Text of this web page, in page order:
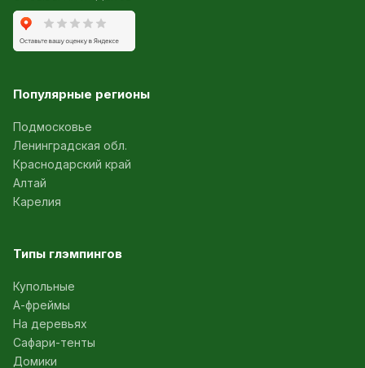
Популярные регионы
Подмосковье
Ленинградская обл.
Краснодарский край
Алтай
Карелия
Типы глэмпингов
Купольные
А-фреймы
На деревьях
Сафари-тенты
Домики